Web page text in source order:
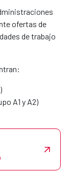
como en
ofertas de
de trabajo
A1 y A2)​​​​​​​